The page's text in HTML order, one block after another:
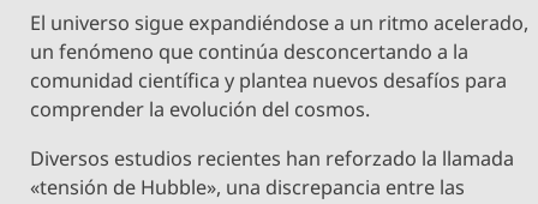
El universo sigue expandiéndose a un ritmo acelerado,
un fenómeno que continúa desconcertando a la
comunidad científica y plantea nuevos desafíos para
comprender la evolución del cosmos.
Diversos estudios recientes han reforzado la llamada
«tensión de Hubble», una discrepancia entre las